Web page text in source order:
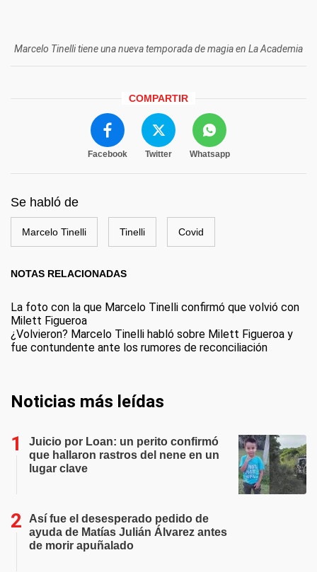
Marcelo Tinelli tiene una nueva temporada de magia en La Academia
COMPARTIR
Facebook Twitter Whatsapp
Se habló de
Marcelo Tinelli Tinelli Covid
NOTAS RELACIONADAS
La foto con la que Marcelo Tinelli confirmó que volvió con
Milett Figueroa
¿Volvieron? Marcelo Tinelli habló sobre Milett Figueroa y
fue contundente ante los rumores de reconciliación
Noticias más leídas
Juicio por Loan: un perito confirmó
que hallaron rastros del nene en un
lugar clave
Así fue el desesperado pedido de
ayuda de Matías Julián Álvarez antes
de morir apuñalado